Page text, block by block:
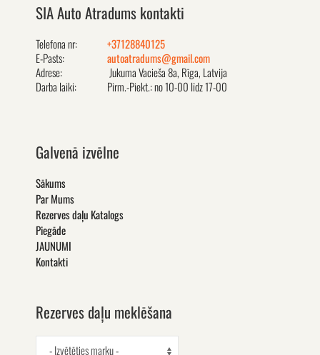
SIA Auto Atradums kontakti
Telefona nr:
+37128840125
E-Pasts:
autoatradums@gmail.com
Adrese:
Jukuma Vacieša 8a, Rīga, Latvija
Darba laiki:
Pirm.-Piekt.: no 10-00 līdz 17-00
Galvenā izvēlne
Sākums
Par Mums
Rezerves daļu Katalogs
Piegāde
JAUNUMI
Kontakti
Rezerves daļu meklēšana
- Izvētēties marku -